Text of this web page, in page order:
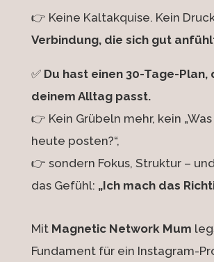
👉 Keine Kaltakquise. Kein
Verbindung, die sich gut
✅ Du hast einen 30-Tage-Plan,
deinem Alltag passt.
👉 Kein Grübeln mehr, kein
heute posten?“,
👉 sondern Fokus, Struktur –
das Gefühl: „Ich mach das
Mit Magnetic Network Mum
Fundament für ein Instagram-